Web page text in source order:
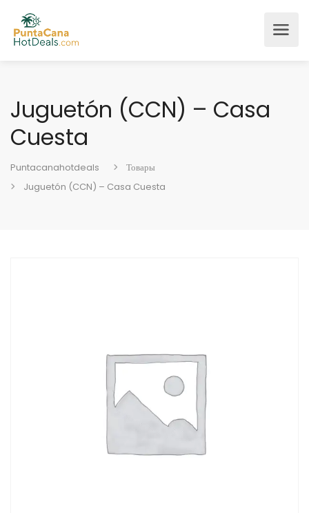
Juguetón (CCN) – Casa
Cuesta
Puntacanahotdeals
Товары
Juguetón (CCN) – Casa Cuesta